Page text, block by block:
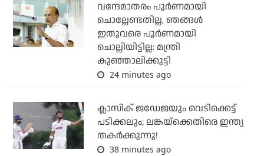
വന്ദേമാതരം പൂര്‍ണമായി
ചൊല്ലേണ്ടതില്ല, ഞങ്ങള്‍
ഇതുവരെ പൂര്‍ണമായി
ചൊല്ലിയിട്ടില്ല: മന്ത്രി
കുഞ്ഞാലിക്കുട്ടി
24 minutes ago
ക്ലാസിക് ജഡേജയും വെടിക്കെട്ട്
പടിക്കലും; ലങ്കയ്‌ക്കെതിരെ ഇന്ത്യ
തകര്‍ക്കുന്നു!
38 minutes ago